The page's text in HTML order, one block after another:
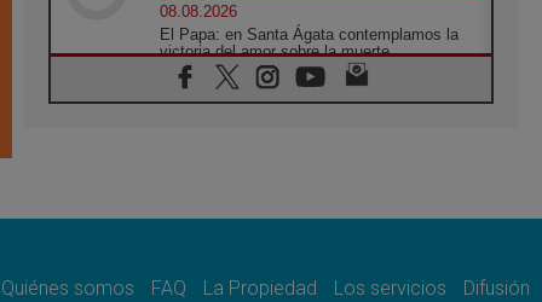
08.08.2026
El Papa: en Santa Ágata contemplamos la
victoria del amor sobre la muerte
08.08.2026
León XIV visitará el Santuario de la Madre
07.08.2026
07.08.2026
Quiénes somos FAQ La Propiedad Los servicios
Difusión